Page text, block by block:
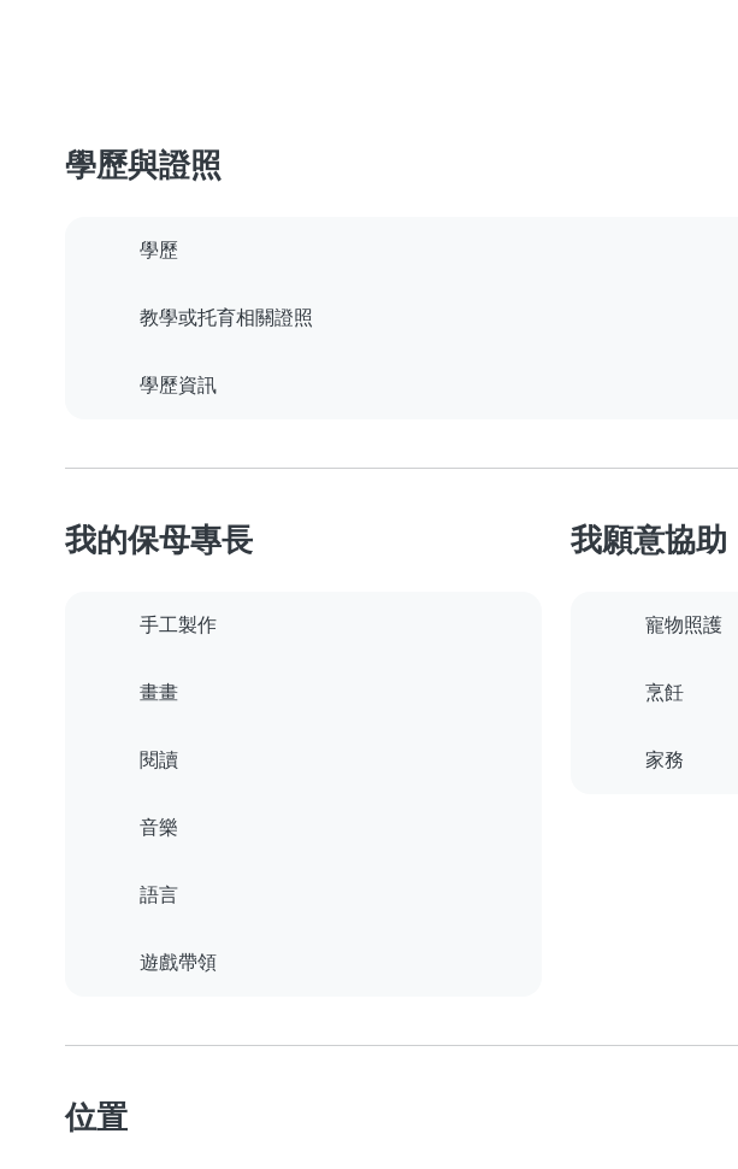
學歷與證照
學歷
教學或托育相關證照
學歷資訊
我的保母專長
手工製作
畫畫
閱讀
音樂
語言
遊戲帶領
我願意協助
寵物照護
烹飪
家務
位置